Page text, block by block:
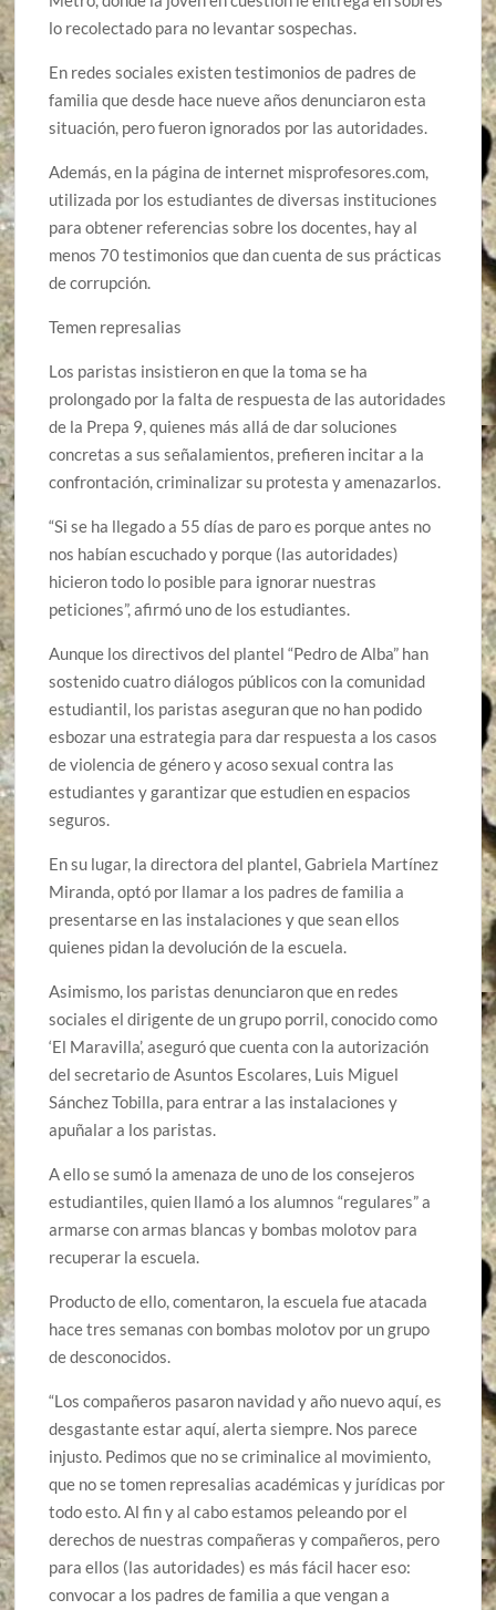
lo recolectado para no levantar sospechas.
En redes sociales existen testimonios de padres de
familia que desde hace nueve años denunciaron esta
situación, pero fueron ignorados por las autoridades.
Además, en la página de internet misprofesores.com,
utilizada por los estudiantes de diversas instituciones
para obtener referencias sobre los docentes, hay al
menos 70 testimonios que dan cuenta de sus prácticas
de corrupción.
Temen represalias
Los paristas insistieron en que la toma se ha
prolongado por la falta de respuesta de las autoridades
de la Prepa 9, quienes más allá de dar soluciones
concretas a sus señalamientos, prefieren incitar a la
confrontación, criminalizar su protesta y amenazarlos.
“Si se ha llegado a 55 días de paro es porque antes no
nos habían escuchado y porque (las autoridades)
hicieron todo lo posible para ignorar nuestras
peticiones”, afirmó uno de los estudiantes.
Aunque los directivos del plantel “Pedro de Alba” han
sostenido cuatro diálogos públicos con la comunidad
estudiantil, los paristas aseguran que no han podido
esbozar una estrategia para dar respuesta a los casos
de violencia de género y acoso sexual contra las
estudiantes y garantizar que estudien en espacios
seguros.
En su lugar, la directora del plantel, Gabriela Martínez
Miranda, optó por llamar a los padres de familia a
presentarse en las instalaciones y que sean ellos
quienes pidan la devolución de la escuela.
Asimismo, los paristas denunciaron que en redes
sociales el dirigente de un grupo porril, conocido como
‘El Maravilla’, aseguró que cuenta con la autorización
del secretario de Asuntos Escolares, Luis Miguel
Sánchez Tobilla, para entrar a las instalaciones y
apuñalar a los paristas.
A ello se sumó la amenaza de uno de los consejeros
estudiantiles, quien llamó a los alumnos “regulares” a
armarse con armas blancas y bombas molotov para
recuperar la escuela.
Producto de ello, comentaron, la escuela fue atacada
hace tres semanas con bombas molotov por un grupo
de desconocidos.
“Los compañeros pasaron navidad y año nuevo aquí, es
desgastante estar aquí, alerta siempre. Nos parece
injusto. Pedimos que no se criminalice al movimiento,
que no se tomen represalias académicas y jurídicas por
todo esto. Al fin y al cabo estamos peleando por el
derechos de nuestras compañeras y compañeros, pero
para ellos (las autoridades) es más fácil hacer eso:
convocar a los padres de familia a que vengan a